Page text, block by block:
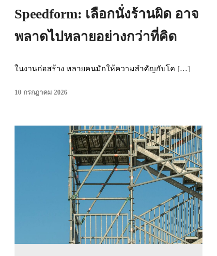
Speedform: เลือกนั่งร้านผิด อาจ
พลาดไปหลายอย่างกว่าที่คิด
ในงานก่อสร้าง หลายคนมักให้ความสำคัญกับโค […]
10 กรกฎาคม 2026